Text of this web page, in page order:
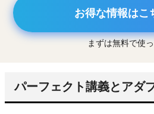
お得な情報はこ
まずは無料で使
パーフェクト講義とアダ